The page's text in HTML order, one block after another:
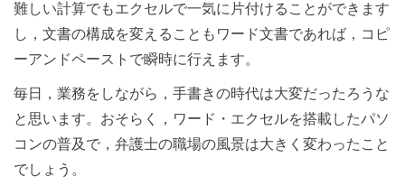
難しい計算でもエクセルで一気に片付けることができます
し，文書の構成を変えることもワード文書であれば，コピ
ーアンドペーストで瞬時に行えます。
毎日，業務をしながら，手書きの時代は大変だったろうな
と思います。おそらく，ワード・エクセルを搭載したパソ
コンの普及で，弁護士の職場の風景は大きく変わったこと
でしょう。